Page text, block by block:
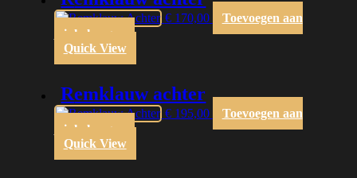
€170,00
Toevoegen aan
winkelwagen
Quick View
remklauw achter
€195,00
Toevoegen aan
winkelwagen
Quick View